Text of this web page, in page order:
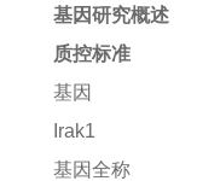
基因研究概述
质控标准
基因
Irak1
基因全称